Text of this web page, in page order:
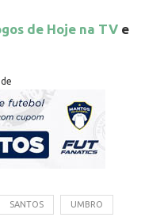
de Hoje na TV e
SANTOS UMBRO